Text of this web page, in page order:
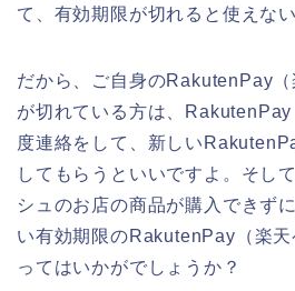
て、有効期限が切れると使えな
だから、ご自身のRakutenPay
が切れている方は、
度連絡をして、新しい
してもらうといいですよ。そし
シュのお店の商品が購入できず
い有効期限のRakutenPay（楽
ってはいかがでしょうか？